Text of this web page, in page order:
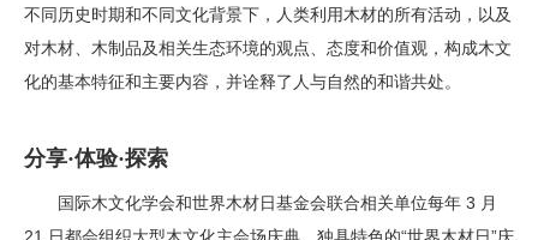
不同历史时期和不同文化背景下，人类利用木材的所有活动，以及
对木材、木制品及相关生态环境的观点、态度和价值观，构成木文
化的基本特征和主要内容，并诠释了人与自然的和谐共处。
分享·体验·探索
国际木文化学会和世界木材日基金会联合相关单位每年 3 月